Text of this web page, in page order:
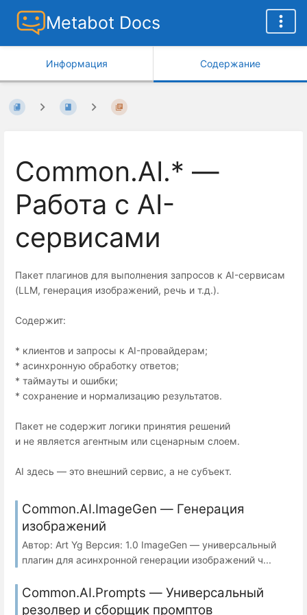
Metabot Docs
Информация Содержание
Common.AI.* —
Работа с AI-
сервисами
Пакет плагинов для выполнения запросов к AI-сервисам
(LLM, генерация изображений, речь и т.д.).
Содержит:
* клиентов и запросы к AI-провайдерам;
* асинхронную обработку ответов;
* таймауты и ошибки;
* сохранение и нормализацию результатов.
Пакет не содержит логики принятия решений
и не является агентным или сценарным слоем.
AI здесь — это внешний сервис, а не субъект.
Common.AI.ImageGen — Генерация
изображений
Автор: Art Yg Версия: 1.0 ImageGen — универсальный
плагин для асинхронной генерации изображений ч...
Common.AI.Prompts — Универсальный
резолвер и сборщик промптов